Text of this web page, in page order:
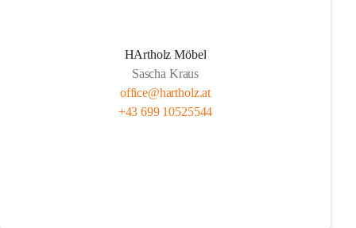
HArtholz Möbel
Sascha Kraus
office@hartholz.at
+43 699 10525544